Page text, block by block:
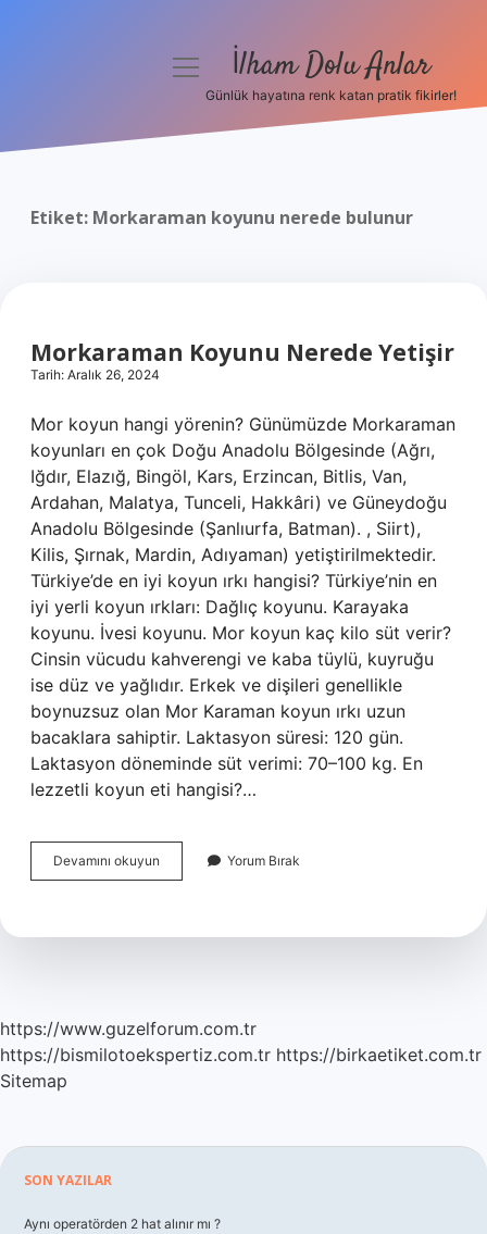
menüyü İlham Dolu Anlar
Günlük hayatına renk katan pratik fikirler!
Etiket: Morkaraman koyunu nerede bulunur
Morkaraman Koyunu Nerede Yetişir
Tarih: Aralık 26, 2024
Mor koyun hangi yörenin? Günümüzde Morkaraman
koyunları en çok Doğu Anadolu Bölgesinde (Ağrı,
Iğdır, Elazığ, Bingöl, Kars, Erzincan, Bitlis, Van,
Ardahan, Malatya, Tunceli, Hakkâri) ve Güneydoğu
Anadolu Bölgesinde (Şanlıurfa, Batman). , Siirt),
Kilis, Şırnak, Mardin, Adıyaman) yetiştirilmektedir.
Türkiye’de en iyi koyun ırkı hangisi? Türkiye’nin en
iyi yerli koyun ırkları: Dağlıç koyunu. Karayaka
koyunu. İvesi koyunu. Mor koyun kaç kilo süt verir?
Cinsin vücudu kahverengi ve kaba tüylü, kuyruğu
ise düz ve yağlıdır. Erkek ve dişileri genellikle
boynuzsuz olan Mor Karaman koyun ırkı uzun
bacaklara sahiptir. Laktasyon süresi: 120 gün.
Laktasyon döneminde süt verimi: 70–100 kg. En
lezzetli koyun eti hangisi?…
Devamını okuyun Morkaraman
Koyunu
Yorum Bırak
https://www.guzelforum.com.tr
https://bismilotoekspertiz.com.tr https://birkaetiket.com.tr
Sitemap
Sidebar
SON YAZILAR
Aynı operatörden 2 hat alınır mı ?